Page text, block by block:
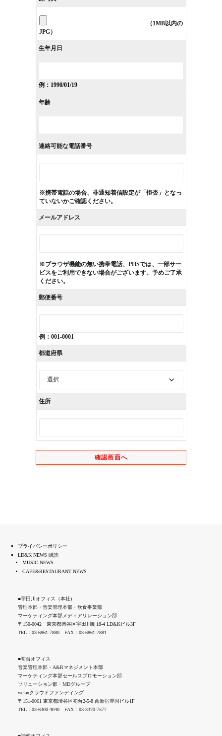
（1MB以内の
JPG）
生年月日
例：1990/01/19
年齢
連絡可能な電話番号
※携帯電話の場合、非通知着信設定が「拒否」となっ
ていないかご確認ください。
メールアドレス
※ブラウザ機能の無い携帯電話、PHSでは、一部サー
ビスをご利用できない場合がございます。予めご了承
ください。
郵便番号
例：001-0001
都道府県
住所
プライバシーポリシー
LD&K NEWS 購読
MUSIC NEWS
CAFE&RESTAURANT NEWS
■宇田川オフィス（本社)
管理本部・音楽管理本部・飲食事業部
マーケティング本部メディアリレーション部
〒150-0042 東京都渋谷区宇田川町18-4 LD&Kビル3F
TEL：03-6861-7880 FAX：03-6861-7881
■初台オフィス
音楽管理本部・A&Rマネジメント本部
マーケティング本部セールスプロモーション部
ソリューション部・MDグループ
wefanクラウドファンディング
〒151-0061 東京都渋谷区初台2-5-8 西新宿豊国ビル1F
TEL：03-6300-4040 FAX：03-3370-7577